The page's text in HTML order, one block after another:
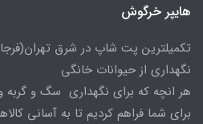
هایپر خرگوش
تکمیلترین پت شاپ در شرق
نگهداری از حیوانات خانگی
هر انچه که برای نگهداری سگ و گربه
برای شما فراهم کردیم تا به آسانی